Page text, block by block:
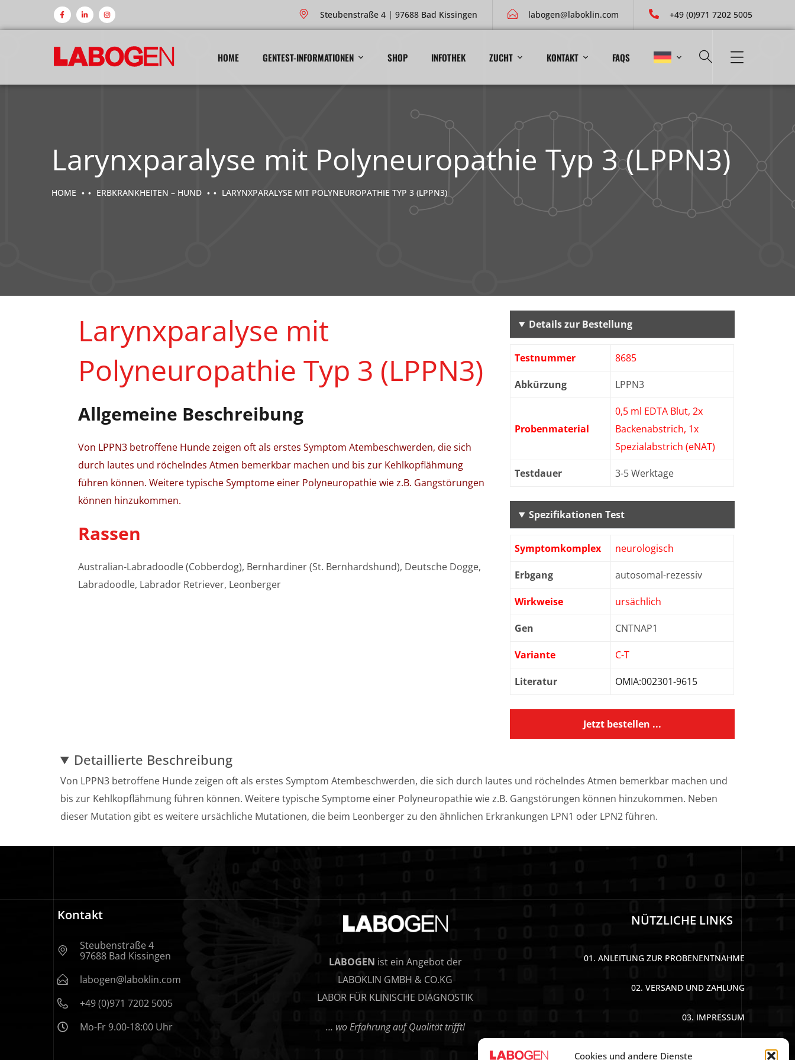
Cookies und andere Dienste
Steubenstraße 4 | 97688 Bad Kissingen labogen@laboklin.com +49 (0)971 7202 5005
HOME GENTEST-INFORMATIONEN SHOP INFOTHEK ZUCHT KONTAKT FAQS
Larynxparalyse mit Polyneuropathie Typ 3 (LPPN3)
HOME ERBKRANKHEITEN – HUND LARYNXPARALYSE MIT POLYNEUROPATHIE TYP 3 (LPPN3)
Larynxparalyse mit
Polyneuropathie Typ 3 (LPPN3)
Allgemeine Beschreibung
Von LPPN3 betroffene Hunde zeigen oft als erstes Symptom Atembeschwerden, die sich
durch lautes und röchelndes Atmen bemerkbar machen und bis zur Kehlkopflähmung
führen können. Weitere typische Symptome einer Polyneuropathie wie z.B. Gangstörungen
können hinzukommen.
Rassen
Australian-Labradoodle (Cobberdog), Bernhardiner (St. Bernhardshund), Deutsche Dogge,
Labradoodle, Labrador Retriever, Leonberger
Details zur Bestellung
Testnummer 8685
Abkürzung LPPN3
Probenmaterial
0,5 ml EDTA Blut, 2x
Backenabstrich, 1x
Spezialabstrich (eNAT)
Testdauer 3-5 Werktage
Spezifikationen Test
Symptomkomplex neurologisch
Erbgang autosomal-rezessiv
Wirkweise ursächlich
Gen CNTNAP1
Variante C-T
Literatur OMIA:002301-9615
Jetzt bestellen ...
Detaillierte Beschreibung
Von LPPN3 betroffene Hunde zeigen oft als erstes Symptom Atembeschwerden, die sich durch lautes und röchelndes Atmen bemerkbar machen und
bis zur Kehlkopflähmung führen können. Weitere typische Symptome einer Polyneuropathie wie z.B. Gangstörungen können hinzukommen. Neben
dieser Mutation gibt es weitere ursächliche Mutationen, die beim Leonberger zu den ähnlichen Erkrankungen LPN1 oder LPN2 führen.
Kontakt
Steubenstraße 4
97688 Bad Kissingen
labogen@laboklin.com
+49 (0)971 7202 5005
Mo-Fr 9.00-18:00 Uhr
LABOGEN ist ein Angebot der
LABOKLIN GMBH & CO.KG
LABOR FÜR KLINISCHE DIAGNOSTIK
… wo Erfahrung auf Qualität trifft!
NÜTZLICHE LINKS
01. ANLEITUNG ZUR PROBENENTNAHME
02. VERSAND UND ZAHLUNG
03. IMPRESSUM